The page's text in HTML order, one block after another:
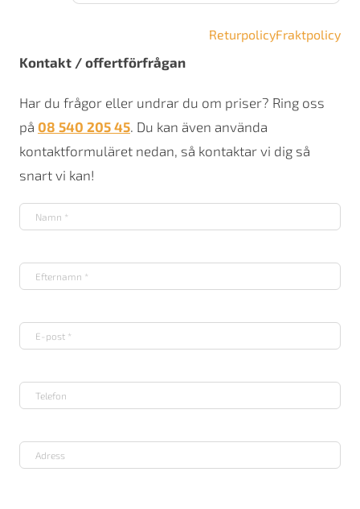
ReturpolicyFraktpolicy
Kontakt / offertförfrågan
Har du frågor eller undrar du om priser? Ring oss
på 08 540 205 45. Du kan även använda
kontaktformuläret nedan, så kontaktar vi dig så
snart vi kan!